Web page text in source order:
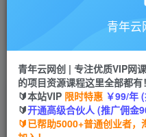
搭建同款网站，自己当老板
首页 创业课程 会员免费 正
搬运YouTube视频到b
200+，几乎0成本！【
青年云
青年云网创 | 专注优质VIP网
的项目资源课程这里全部都有！
🔰本站VIP 限时特惠 ￥99/年
🔰开通高级合伙人 (推广佣金
🔰已帮助5000+普通创业者